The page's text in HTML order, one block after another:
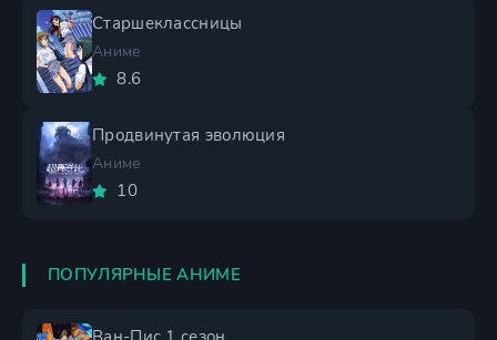
Старшеклассницы
Аниме
8.6
Продвинутая эволюция
Аниме
10
ПОПУЛЯРНЫЕ АНИМЕ